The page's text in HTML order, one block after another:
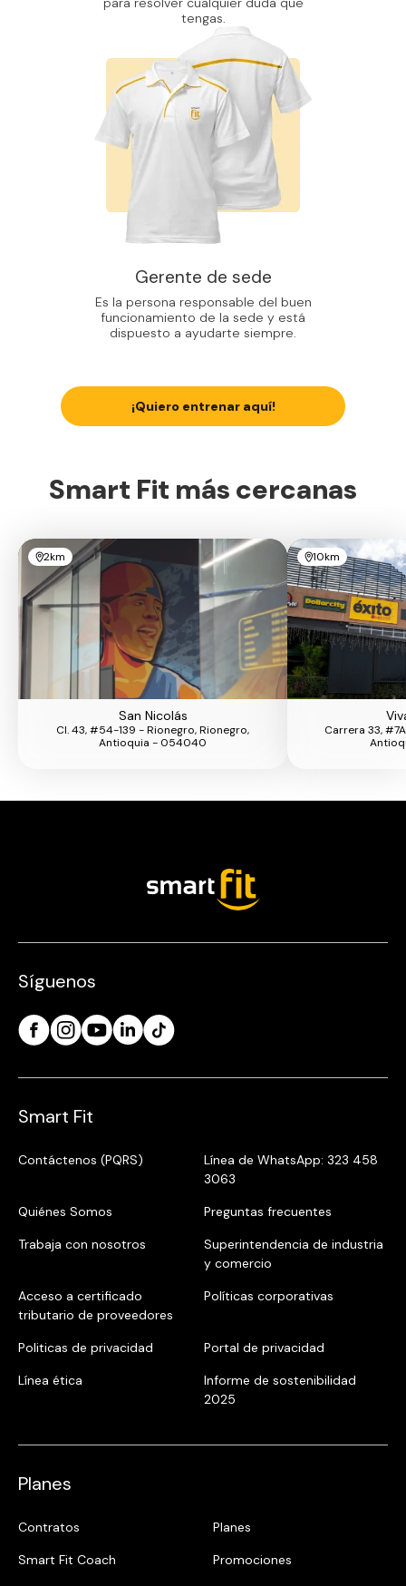
tengas.
Gerente de sede
Es la persona responsable del buen
funcionamiento de la sede y está
dispuesto a ayudarte siempre.
¡Quiero entrenar aquí!
Smart Fit más cercanas
2km
San Nicolás
Cl. 43, #54-139 - Rionegro, Rionegro,
Antioquia - 054040
10km
Carrera 33,
Síguenos
Smart Fit
Contáctenos (PQRS)
Línea de WhatsApp: 323 458
3063
Quiénes Somos
Preguntas frecuentes
Trabaja con nosotros
Superintendencia de industria
y comercio
Acceso a certificado
tributario de proveedores
Políticas corporativas
Politicas de privacidad
Portal de privacidad
Línea ética
Informe de sostenibilidad
2025
Planes
Contratos
Planes
Smart Fit Coach
Promociones